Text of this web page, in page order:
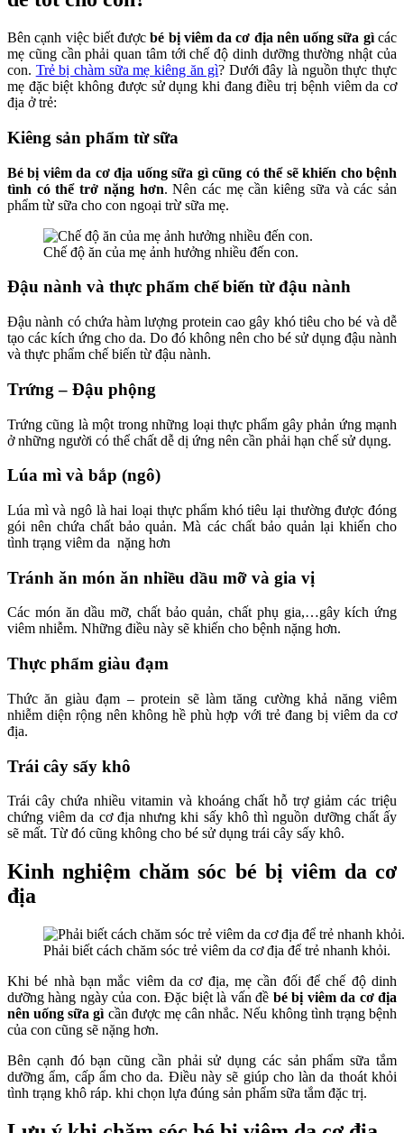
Bên cạnh việc biết đượcbé bị viêm da cơ địa nên uống sữa gìcác
mẹ cũng cần phải quan tâm tới chế độ dinh dưỡng thường nhật của
con. Trẻ bị chàm sữa mẹ kiêng ăn gì? Dưới đây là nguồn thực thực
mẹ đặc biệt không được sử dụng khi đang điều trị bệnh viêm da cơ
địa ở trẻ:
Kiêng sản phẩm từ sữa
Bé bị viêm da cơ địa uống sữa gì cũng có thể sẽ khiến cho bệnh
tình có thể trở nặng hơn. Nên các mẹ cần kiêng sữa và các sản
phẩm từ sữa cho con ngoại trừ sữa mẹ.
Chế độ ăn của mẹ ảnh hưởng nhiều đến con.
Đậu nành và thực phẩm chế biến từ đậu nành
Đậu nành có chứa hàm lượng protein cao gây khó tiêu cho bé và dễ
tạo các kích ứng cho da. Do đó không nên cho bé sử dụng đậu nành
và thực phẩm chế biến từ đậu nành.
Trứng – Đậu phộng
Trứng cũng là một trong những loại thực phẩm gây phản ứng mạnh
ở những người có thể chất dễ dị ứng nên cần phải hạn chế sử dụng.
Lúa mì và bắp (ngô)
Lúa mì và ngô là hai loại thực phẩm khó tiêu lại thường được đóng
gói nên chứa chất bảo quản. Mà các chất bảo quản lại khiến cho
tình trạng viêm da nặng hơn
Tránh ăn món ăn nhiều dầu mỡ và gia vị
Các món ăn dầu mỡ, chất bảo quản, chất phụ gia,…gây kích ứng
viêm nhiễm. Những điều này sẽ khiến cho bệnh nặng hơn.
Thực phẩm giàu đạm
Thức ăn giàu đạm – protein sẽ làm tăng cường khả năng viêm
nhiễm diện rộng nên không hề phù hợp với trẻ đang bị viêm da cơ
địa.
Trái cây sấy khô
Trái cây chứa nhiều vitamin và khoáng chất hỗ trợ giảm các triệu
chứng viêm da cơ địa nhưng khi sấy khô thì nguồn dưỡng chất ấy
sẽ mất. Từ đó cũng không cho bé sử dụng trái cây sấy khô.
Kinh nghiệm chăm sóc bé bị viêm da cơ
địa
Phải biết cách chăm sóc trẻ viêm da cơ địa để trẻ nhanh khỏi.
Khi bé nhà bạn mắc viêm da cơ địa, mẹ cần đối để chế độ dinh
dưỡng hàng ngày của con. Đặc biệt là vấn đề bé bị viêm da cơ địa
nên uống sữa gì cần được mẹ cân nhắc. Nếu không tình trạng bệnh
của con cũng sẽ nặng hơn.
Bên cạnh đó bạn cũng cần phải sử dụng các sản phẩm sữa tắm
dưỡng ẩm, cấp ẩm cho da. Điều này sẽ giúp cho làn da thoát khỏi
tình trạng khô ráp. khi chọn lựa đúng sản phẩm sữa tắm đặc trị.